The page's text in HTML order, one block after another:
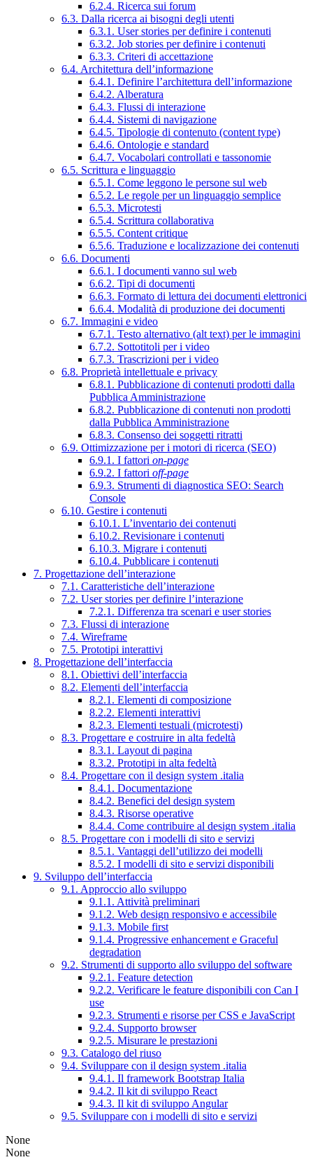
6.2.4. Ricerca sui forum
6.3. Dalla ricerca ai bisogni degli utenti
6.3.1. User stories per definire i contenuti
6.3.2. Job stories per definire i contenuti
6.3.3. Criteri di accettazione
6.4. Architettura dell’informazione
6.4.1. Definire l’architettura dell’informazione
6.4.2. Alberatura
6.4.3. Flussi di interazione
6.4.4. Sistemi di navigazione
6.4.5. Tipologie di contenuto (content type)
6.4.6. Ontologie e standard
6.4.7. Vocabolari controllati e tassonomie
6.5. Scrittura e linguaggio
6.5.1. Come leggono le persone sul web
6.5.2. Le regole per un linguaggio semplice
6.5.3. Microtesti
6.5.4. Scrittura collaborativa
6.5.5. Content critique
6.5.6. Traduzione e localizzazione dei contenuti
6.6. Documenti
6.6.1. I documenti vanno sul web
6.6.2. Tipi di documenti
6.6.3. Formato di lettura dei documenti elettronici
6.6.4. Modalità di produzione dei documenti
6.7. Immagini e video
6.7.1. Testo alternativo (alt text) per le immagini
6.7.2. Sottotitoli per i video
6.7.3. Trascrizioni per i video
6.8. Proprietà intellettuale e privacy
6.8.1. Pubblicazione di contenuti prodotti dalla
Pubblica Amministrazione
6.8.2. Pubblicazione di contenuti non prodotti
dalla Pubblica Amministrazione
6.8.3. Consenso dei soggetti ritratti
6.9. Ottimizzazione per i motori di ricerca (SEO)
6.9.1. I fattori on-page
6.9.2. I fattori off-page
6.9.3. Strumenti di diagnostica SEO: Search
Console
6.10. Gestire i contenuti
6.10.1. L’inventario dei contenuti
6.10.2. Revisionare i contenuti
6.10.3. Migrare i contenuti
6.10.4. Pubblicare i contenuti
7. Progettazione dell’interazione
7.1. Caratteristiche dell’interazione
7.2. User stories per definire l’interazione
7.2.1. Differenza tra scenari e user stories
7.3. Flussi di interazione
7.4. Wireframe
7.5. Prototipi interattivi
8. Progettazione dell’interfaccia
8.1. Obiettivi dell’interfaccia
8.2. Elementi dell’interfaccia
8.2.1. Elementi di composizione
8.2.2. Elementi interattivi
8.2.3. Elementi testuali (microtesti)
8.3. Progettare e costruire in alta fedeltà
8.3.1. Layout di pagina
8.3.2. Prototipi in alta fedeltà
8.4. Progettare con il design system .italia
8.4.1. Documentazione
8.4.2. Benefici del design system
8.4.3. Risorse operative
8.4.4. Come contribuire al design system .italia
8.5. Progettare con i modelli di sito e servizi
8.5.1. Vantaggi dell’utilizzo dei modelli
8.5.2. I modelli di sito e servizi disponibili
9. Sviluppo dell’interfaccia
9.1. Approccio allo sviluppo
9.1.1. Attività preliminari
9.1.2. Web design responsivo e accessibile
9.1.3. Mobile first
9.1.4. Progressive enhancement e Graceful
degradation
9.2. Strumenti di supporto allo sviluppo del software
9.2.1. Feature detection
9.2.2. Verificare le feature disponibili con Can I
use
9.2.3. Strumenti e risorse per CSS e JavaScript
9.2.4. Supporto browser
9.2.5. Misurare le prestazioni
9.3. Catalogo del riuso
9.4. Sviluppare con il design system .italia
9.4.1. Il framework Bootstrap Italia
9.4.2. Il kit di sviluppo React
9.4.3. Il kit di sviluppo Angular
9.5. Sviluppare con i modelli di sito e servizi
None
None